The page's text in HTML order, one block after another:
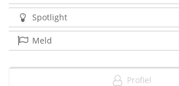
Spotlight
Meld
Profiel